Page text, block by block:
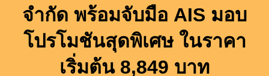
จำกัด พร้อมจับมือ AIS มอบ
โปรโมชันสุดพิเศษ ในราคา
เริ่มต้น 8,849 บาท